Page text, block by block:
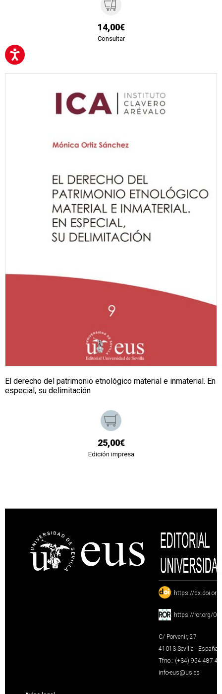
14,00€
Consultar
El derecho del patrimonio etnológico material e inmaterial. En
especial, su delimitación
25,00€
Edición impresa
: https://
: https://ror.org/
C/ Porvenir, 27
41013 Sevilla · España
Tfno.: (+34) 954 487
info-eus@us.es